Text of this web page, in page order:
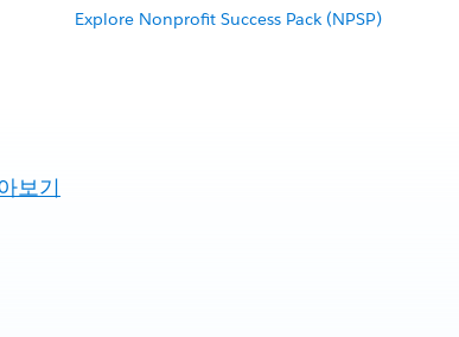
Explore Nonprofit Success Pack (NPSP)
보기